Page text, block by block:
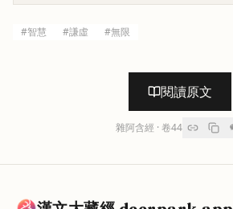
#智慧 #謙虛 #無限
閱讀原文
雜阿含經 · 卷44